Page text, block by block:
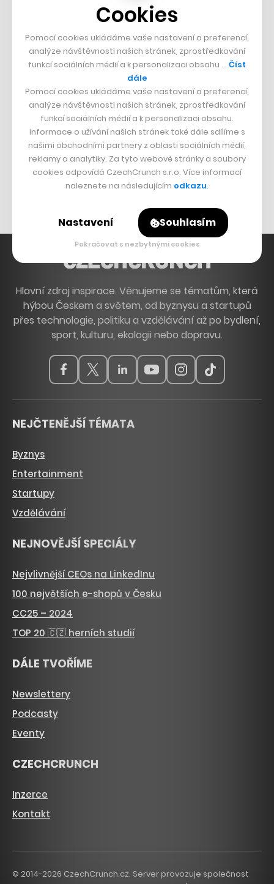
PŘÍBĚHY Z GASTRA
Boční projekt, co se zvrtnul
Francouzský šéfkuchař na Šumavě
Dva golfisti, co pečou
DESIGN
Bomma není tichá
Originální hodinky
Nábytek z betonu
Hlavní zdroj inspirace. Věnujeme se tématům, která
hýbou Českem a světem, od byznysu a startupů
přes technologie, politiku a vzdělávání až po bydlení,
sport, kulturu, ekologii nebo dopravu.
NEJČTENĚJŠÍ TÉMATA
Byznys
Entertainment
Startupy
Vzdělávání
NEJNOVĚJŠÍ SPECIÁLY
Nejvlivnější CEOs na LinkedInu
100 největších e-shopů v Česku
CC25 – 2024
TOP 20 🇨🇿 herních studií
DÁLE TVOŘÍME
Newslettery
Podcasty
Eventy
CZECHCRUNCH
Inzerce
Kontakt
© 2014-2026 CzechCrunch.cz. Server provozuje společnost
Cookies
Pomocí cookies ukládáme vaše nastavení a preferencí,
analýze návštěvnosti našich stránek, zprostředkování
funkcí sociálních médií a k personalizaci obsahu … Číst
dále
Pomocí cookies ukládáme vaše nastavení a preferencí,
analýze návštěvnosti našich stránek, zprostředkování
funkcí sociálních médií a k personalizaci obsahu.
Informace o užívání našich stránek také dále sdílíme s
našimi obchodními partnery z oblasti sociálních médií,
reklamy a analytiky. Za tyto webové stránky a soubory
cookies odpovídá CzechCrunch s.r.o. Více informací
naleznete na následujícím odkazu.
Nastavení Souhlasím
Pokračovat s nezbytnými cookies